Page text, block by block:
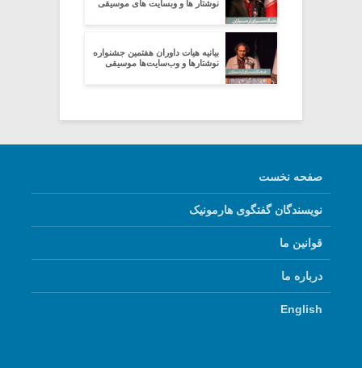
نوشتار ها و وبسایت های موسیقی
بیانیه هیات داوران هفتمین جشنواره
نوشتارها و وب‌سایت‌ها موسیقی
صفحه نخست
نویسندگان گفتگوی هارمونیک
قوانین ما
درباره ما
English